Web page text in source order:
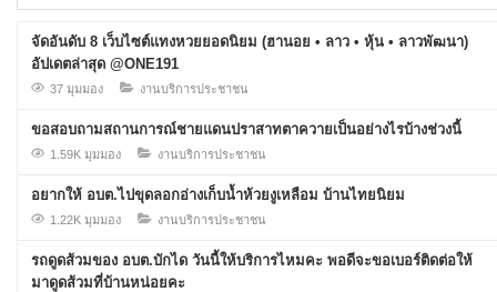
จัดอันดับ 8 เว็บไซต์แทงหวยยอดนิยม (ฮานอย • ลาว • หุ้น • ลาวพัฒนา)
อัปเดตล่าสุด @ONE191
37 มุมมอง งานบริการประชาชน
ขอสอบถามสถานการณ์ชายแดนปราสาทตาควายเป็นอย่างไรบ้างช่วงนี้
1.59K มุมมอง งานบริการประชาชน
อยากให้ อบต.ไปขุดลอกอ่างเก็บน้ำห้วยงูเหลือม บ้านไทยนิยม
1.22K มุมมอง งานบริการประชาชน
รถดูดส้วมของ อบต.บักได วันนี้ให้บริการไหมคะ พอดีจะขอเบอร์ติดต่อให้
มาดูดส้วมที่บ้านหน่อยคะ